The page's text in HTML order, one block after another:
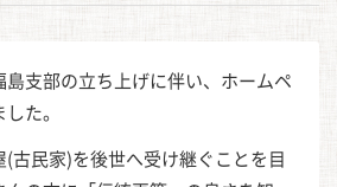
島支部の立ち上げに伴い、ホームペ
た。
古民家)を後世へ受け継ぐことを目